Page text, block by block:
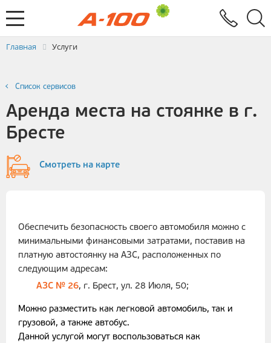
Услуги
Электронный документооборот
Заявка на выставление ЭСЧФ
Главная Услуги
Список сервисов
Аренда места на стоянке в г.
Бресте
Смотреть на карте
Обеспечить безопасность своего автомобиля можно с
минимальными финансовыми затратами, поставив на
платную автостоянку на АЗС, расположенных по
следующим адресам:
АЗС № 26, г. Брест, ул. 28 Июля, 50;
Можно разместить как легковой автомобиль, так и
грузовой, а также автобус.
Данной услугой могут воспользоваться как